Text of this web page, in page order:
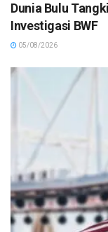
Dunia Bulu
Investigasi BWF
05/08/2026